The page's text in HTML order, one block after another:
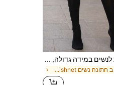
זוג גרבי רשת לנשים במידה גדולה, גרבי רשת שקופים עם עיצוב חלול, גרבי רשת דקים מאוד ושקופים למסיבות ולבגדי מועדון
ב חתונה נשים Fishnet גרביונים